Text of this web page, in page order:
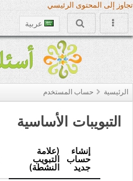
تجاوز إلى المحتوى الرئيسي
عربية
الرئيسية حساب المستخدم
التبويبات الأساسية
إنشاء
حساب
جديد
(علامة
التبويب
النشطة)